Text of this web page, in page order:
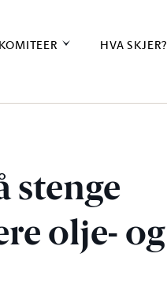
HVA SKJER?
stenge
olje- og